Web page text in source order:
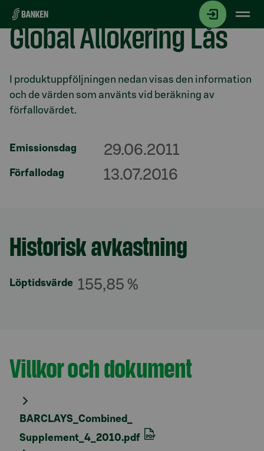
Gå direkt till innehållet
Global Allokering Lås
Avsnitt med titel
I produktuppföljningen nedan visas den information
och de värden som använts vid beräkning av
förfallovärdet.
Emissionsdag 29.06.2011
Förfallodag 13.07.2016
Avsnitt med titel
Historisk avkastning
Löptidsvärde 155,85 %
Avsnitt med titel
Villkor och dokument
BARCLAYS_Combined_
Supplement_4_2010.pdf